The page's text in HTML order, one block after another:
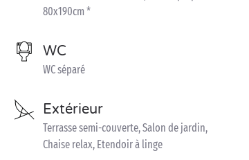
80x190cm *
WC
WC séparé
Extérieur
Terrasse semi-couverte, Salon de jardin,
Chaise relax, Etendoir à linge